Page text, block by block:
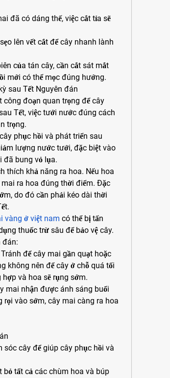
đã có dáng thế, việc cắt tỉa sẽ
lên vết cắt để cây nhanh lành
của tán cây, cần cắt sát mắt
mới có thể mọc đúng hướng.
sau Tết Nguyên đán
công đoạn quan trọng để cây
Tết, việc tưới nước đúng cách
trọng.
phục hồi và phát triển sau
lượng nước tưới, đặc biệt vào
đã bung vỏ lụa.
thích khả năng ra hoa. Nếu hoa
ra hoa đúng thời điểm. Đặc
do đó cần phải kéo dài thời
vàng ở việt nam có thể bị tấn
thuốc trừ sâu để bảo vệ cây.
đán:
để cây mai gần quạt hoặc
không nên để cây ở chỗ quá tối
và hoa sẽ rụng sớm.
mai nhận được ánh sáng buổi
vào sớm, cây mai càng ra hoa
cây để giúp cây phục hồi và
bỏ tất cả các chùm hoa và búp